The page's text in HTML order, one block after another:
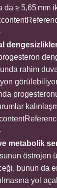
da ≥ 5,65 mm
rahim
metabolik
östrojen
bunun da
yol